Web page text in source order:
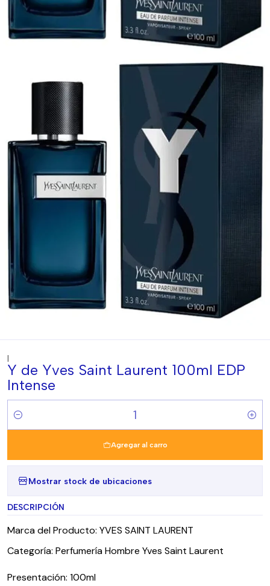
|
Y de Yves Saint Laurent 100ml EDP
Intense
Cantidad
Agregar al carro
Mostrar stock de ubicaciones
DESCRIPCIÓN
Marca del Producto: YVES SAINT LAURENT
Categoría: Perfumería Hombre Yves Saint Laurent
Presentación: 100ml